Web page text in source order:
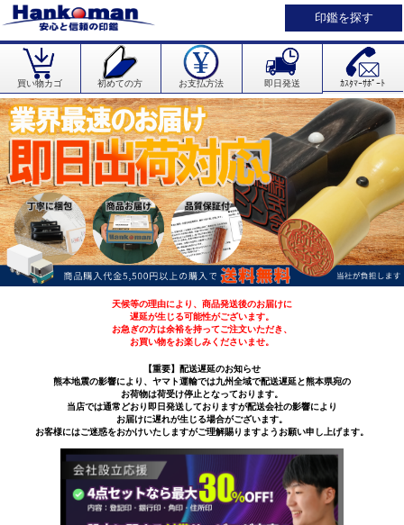
印鑑を探す
買い物カゴ 初めての方 お支払方法 即日発送 ｶｽﾀﾏｰｻﾎﾟｰﾄ
天候等の理由により、商品発送後のお届けに
遅延が生じる可能性がございます。
お急ぎの方は余裕を持ってご注文いただき、
お買い物をお楽しみくださいませ。
【重要】配送遅延のお知らせ
熊本地震の影響により、ヤマト運輸では九州全域で配送遅延と熊本県宛の
お荷物は荷受け停止となっております。
当店では通常どおり即日発送しておりますが配送会社の影響により
お届けに遅れが生じる場合がございます。
お客様にはご迷惑をおかけいたしますがご理解賜りますようお願い申し上げます。